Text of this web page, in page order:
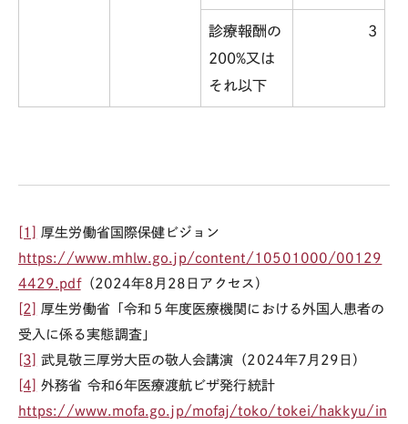
診療報酬の
200%又は
それ以下
3
[1] 厚生労働省国際保健ビジョン
https://www.mhlw.go.jp/content/10501000/00129
4429.pdf（2024年8 月 28 日アクセス）
[2] 厚生労働省「令和５年度医療機関における外国人患者の
受入に係る実態調査」
[3] 武見敬三厚労大臣の敬人会講演（2024年7 月 29 日）
[4] 外務省 令和6年医療渡航ビザ発行統計
https://www.mofa.go.jp/mofaj/toko/tokei/hakkyu/in